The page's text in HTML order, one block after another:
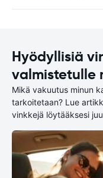
Hyödyllisiä
valmistetulle
Mikä vakuutus minun
tarkoitetaan? Lue
vinkkejä löytääksesi